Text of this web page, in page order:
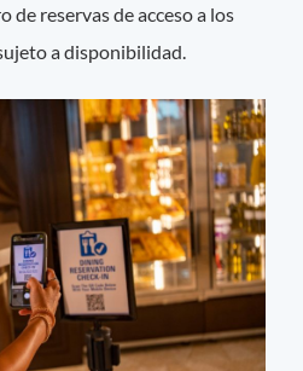
de reservas de acceso a los
a disponibilidad.